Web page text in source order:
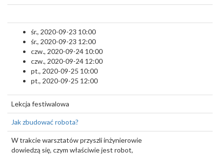
śr., 2020-09-23 10:00
śr., 2020-09-23 12:00
czw., 2020-09-24 10:00
czw., 2020-09-24 12:00
pt., 2020-09-25 10:00
pt., 2020-09-25 12:00
Lekcja festiwalowa
Jak zbudować robota?
W trakcie warsztatów przyszli inżynierowie
dowiedzą się, czym właściwie jest robot,